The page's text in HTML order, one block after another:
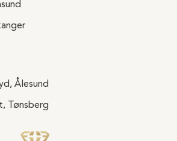
Ålesund
Tønsberg